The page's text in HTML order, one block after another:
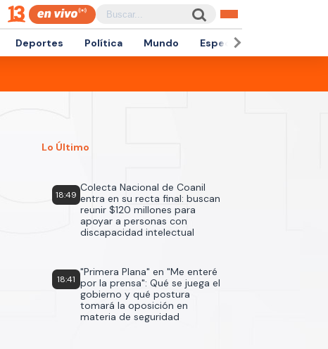
Deportes Política Mundo Espectáculos
Lo Último
18:49
Colecta Nacional de Coanil
entra en su recta final: buscan
reunir $120 millones para
apoyar a personas con
discapacidad intelectual
18:41
"Primera Plana" en "Me enteré
por la prensa": Qué se juega el
gobierno y qué postura
tomará la oposición en
materia de seguridad